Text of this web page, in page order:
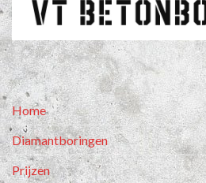
Home
Diamantboringen
Prijzen